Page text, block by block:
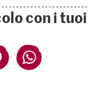
con i tuoi